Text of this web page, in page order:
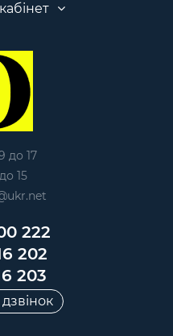
до 17
15
222
202
203